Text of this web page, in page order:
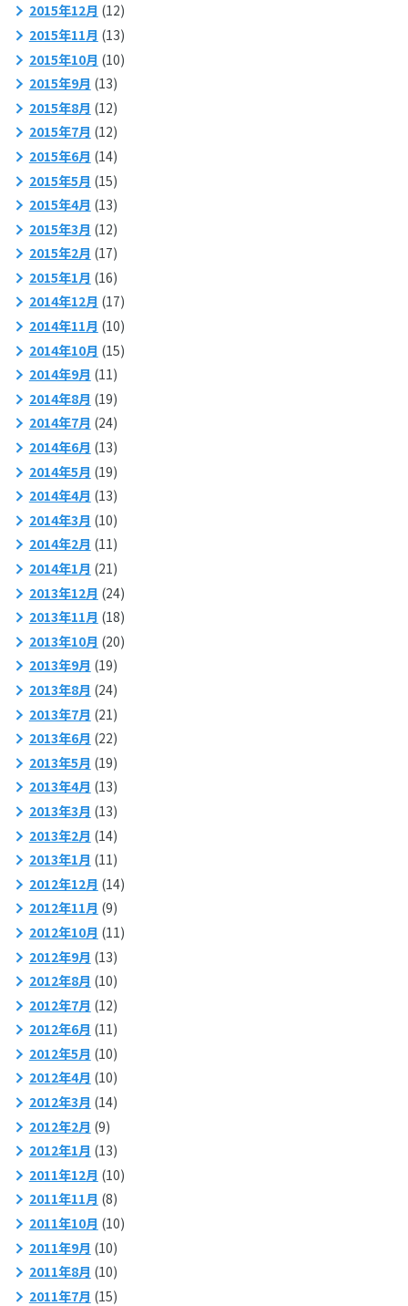
2015年12月 (12)
2015年11月 (13)
2015年10月 (10)
2015年9月 (13)
2015年8月 (12)
2015年7月 (12)
2015年6月 (14)
2015年5月 (15)
2015年4月 (13)
2015年3月 (12)
2015年2月 (17)
2015年1月 (16)
2014年12月 (17)
2014年11月 (10)
2014年10月 (15)
2014年9月 (11)
2014年8月 (19)
2014年7月 (24)
2014年6月 (13)
2014年5月 (19)
2014年4月 (13)
2014年3月 (10)
2014年2月 (11)
2014年1月 (21)
2013年12月 (24)
2013年11月 (18)
2013年10月 (20)
2013年9月 (19)
2013年8月 (24)
2013年7月 (21)
2013年6月 (22)
2013年5月 (19)
2013年4月 (13)
2013年3月 (13)
2013年2月 (14)
2013年1月 (11)
2012年12月 (14)
2012年11月 (9)
2012年10月 (11)
2012年9月 (13)
2012年8月 (10)
2012年7月 (12)
2012年6月 (11)
2012年5月 (10)
2012年4月 (10)
2012年3月 (14)
2012年2月 (9)
2012年1月 (13)
2011年12月 (10)
2011年11月 (8)
2011年10月 (10)
2011年9月 (10)
2011年8月 (10)
2011年7月 (15)